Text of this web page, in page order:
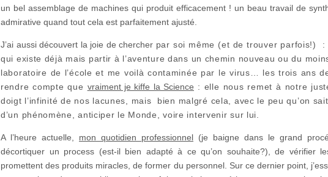
un bel assemblage de machines qui produit efficacement ! un beau travail de
admirative quand tout cela est parfaitement ajusté.
J’ai aussi découvert la joie de chercher par soi même (et de trouver parfois!) :
qui existe déjà mais partir à l’aventure dans un chemin nouveau ou du
laboratoire de l’école et me voilà contaminée par le virus… les trois ans
rendre compte que vraiment je kiffe la Science : elle nous remet à notre
doigt l’infinité de nos lacunes, mais bien malgré cela, avec le peu qu’on
d’un phénomène, anticiper le Monde, voire intervenir sur lui.
A l’heure actuelle, mon quotidien professionnel (je baigne dans le grand
décortiquer un process (est-il bien adapté à ce qu’on souhaite?), de vérifier
promettent des produits miracles, de former du personnel. Sur ce dernier point,